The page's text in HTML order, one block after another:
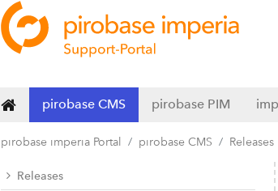
pirobase CMS pirobase PIM
pirobase imperia Portal pirobase CMS Releases
Releases